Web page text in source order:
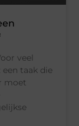
veel
taak die
moet